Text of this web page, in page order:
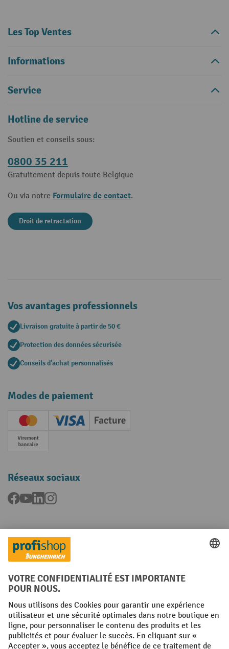
Les Top Ventes
Informations
Service
Hotline de service
Soutien et conseils sous:
0800 35 211
Gratuitement depuis toute Belgique
Ou via notre Formulaire de contact.
Droit de retractation
Vos avantages professionnels
Livraison gratuite à partir de 50 €
Protection des données sécurisée
Conseils d'achat personnalisés
Modes de paiement
Creditcard (Master)Creditcard (Visa)
Facture
Paiement anticipé
Réseaux sociaux
Facebook
YouTubeLinkedInInstagram
Langues
FR NL
Conditions générales Mentions légales
Protection des Données Politique de cookies
All prices excl. VAT plusshipping costsand possible delivery charges,